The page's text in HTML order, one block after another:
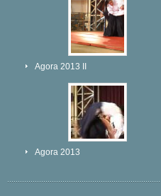
Agora 2013 II
Agora 2013